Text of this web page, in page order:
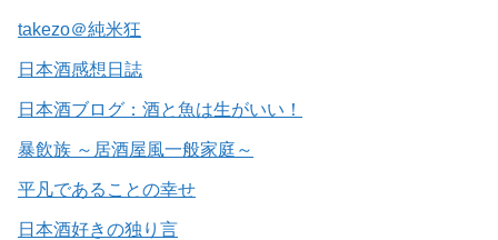
takezo＠純米狂
日本酒感想日誌
日本酒ブログ：酒と魚は生がいい！
暴飲族 ～居酒屋風一般家庭～
平凡であることの幸せ
日本酒好きの独り言